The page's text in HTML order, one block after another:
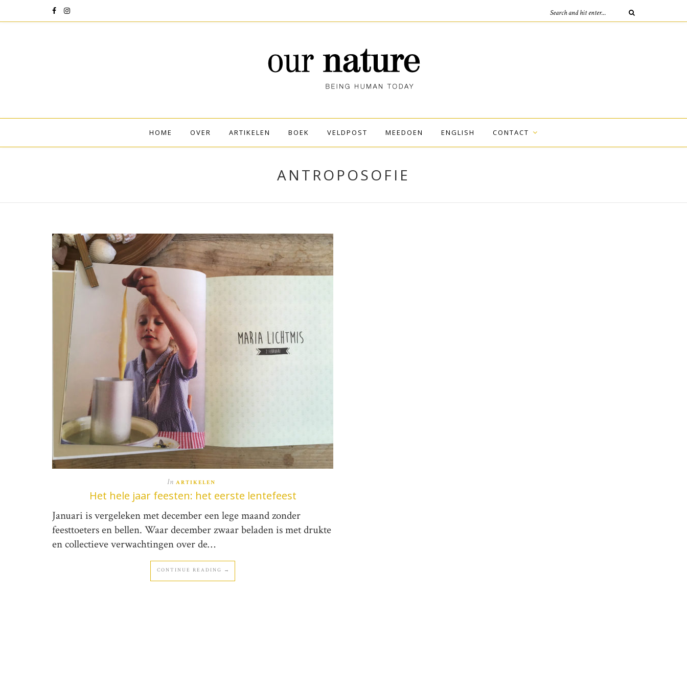
HOME OVER ARTIKELEN BOEK VELDPOST MEEDOEN ENGLISH CONTACT
ANTROPOSOFIE
In ARTIKELEN
Het hele jaar feesten: het eerste lentefeest
Januari is vergeleken met december een lege maand zonder
feesttoeters en bellen. Waar december zwaar beladen is met drukte
en collectieve verwachtingen over de…
CONTINUE READING →